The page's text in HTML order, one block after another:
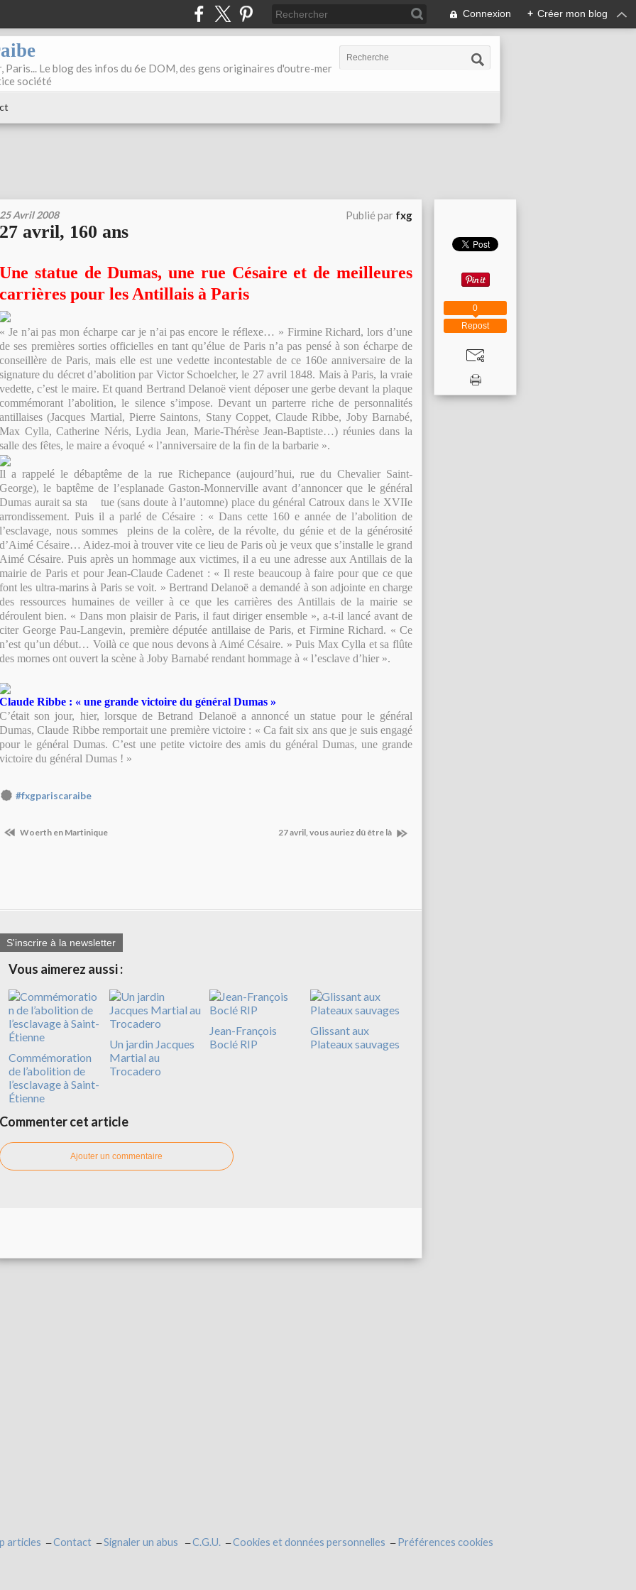
Connexion + Créer mon blog
Paris... Le blog des infos du 6e DOM, des gens originaires d'outre-mer
société
25 Avril 2008 Publié par fxg
27 avril, 160 ans
Une statue de Dumas, une rue Césaire et de meilleures
carrières pour les Antillais à Paris
« Je n’ai pas mon écharpe car je n’ai pas encore le réflexe… » Firmine Richard, lors d’une
de ses premières sorties officielles en tant qu’élue de Paris n’a pas pensé à son écharpe de
conseillère de Paris, mais elle est une vedette incontestable de ce 160e anniversaire de la
signature du décret d’abolition par Victor Schoelcher, le 27 avril 1848. Mais à Paris, la vraie
vedette, c’est le maire. Et quand Bertrand Delanoë vient déposer une gerbe devant la plaque
commémorant l’abolition, le silence s’impose. Devant un parterre riche de personnalités
antillaises (Jacques Martial, Pierre Saintons, Stany Coppet, Claude Ribbe, Joby Barnabé,
Max Cylla, Catherine Néris, Lydia Jean, Marie-Thérèse Jean-Baptiste…) réunies dans la
salle des fêtes, le maire a évoqué « l’anniversaire de la fin de la barbarie ».
Il a rappelé le débaptême de la rue Richepance (aujourd’hui, rue du Chevalier Saint-
George), le baptême de l’esplanade Gaston-Monnerville avant d’annoncer que le général
Dumas aurait sa sta tue (sans doute à l’automne) place du général Catroux dans le XVIIe
arrondissement. Puis il a parlé de Césaire : « Dans cette 160 e année de l’abolition de
l’esclavage, nous sommes pleins de la colère, de la révolte, du génie et de la générosité
d’Aimé Césaire… Aidez-moi à trouver vite ce lieu de Paris où je veux que s’installe le grand
Aimé Césaire. Puis après un hommage aux victimes, il a eu une adresse aux Antillais de la
mairie de Paris et pour Jean-Claude Cadenet : « Il reste beaucoup à faire pour que ce que
font les ultra-marins à Paris se voit. » Bertrand Delanoë a demandé à son adjointe en charge
des ressources humaines de veiller à ce que les carrières des Antillais de la mairie se
déroulent bien. « Dans mon plaisir de Paris, il faut diriger ensemble », a-t-il lancé avant de
citer George Pau-Langevin, première députée antillaise de Paris, et Firmine Richard. « Ce
n’est qu’un début… Voilà ce que nous devons à Aimé Césaire. » Puis Max Cylla et sa flûte
des mornes ont ouvert la scène à Joby Barnabé rendant hommage à « l’esclave d’hier ».
Claude Ribbe : « une grande victoire du général Dumas »
C’était son jour, hier, lorsque de Betrand Delanoë a annoncé un statue pour le général
Dumas, Claude Ribbe remportait une première victoire : « Ca fait six ans que je suis engagé
pour le général Dumas. C’est une petite victoire des amis du général Dumas, une grande
victoire du général Dumas ! »
#fxgpariscaraibe
Woerth en Martinique 27 avril, vous auriez dû être là
S'inscrire à la newsletter
Vous aimerez aussi :
Commémoration
de l’abolition de
l’esclavage à Saint-
Étienne
Un jardin Jacques
Martial au
Trocadero
Jean-François
Boclé RIP
Glissant aux
Plateaux sauvages
Commenter cet article
Ajouter un commentaire
Repost
0
articles Contact Signaler un abus C.G.U. Cookies et données personnelles Préférences cookies